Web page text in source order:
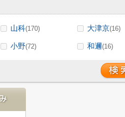
山科(170) 大津京(16)
小野(72) 和邇(16)